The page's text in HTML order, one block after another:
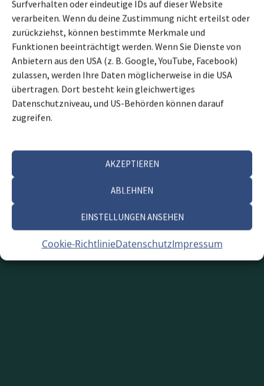
Surfverhalten oder eindeutige IDs auf dieser Website
verarbeiten. Wenn du deine Zustimmung nicht erteilst oder
zurückziehst, können bestimmte Merkmale und
Funktionen beeinträchtigt werden. Wenn Sie Dienste von
Anbietern aus den USA (z. B. Google, YouTube, Facebook)
zulassen, werden Ihre Daten möglicherweise in die USA
übertragen. Dort besteht kein gleichwertiges
Datenschutzniveau, und US-Behörden können darauf
zugreifen.
AKZEPTIEREN
ABLEHNEN
EINSTELLUNGEN ANSEHEN
Cookie-RichtlinieDatenschutzImpressum
KONTAKT AUFNEHMEN